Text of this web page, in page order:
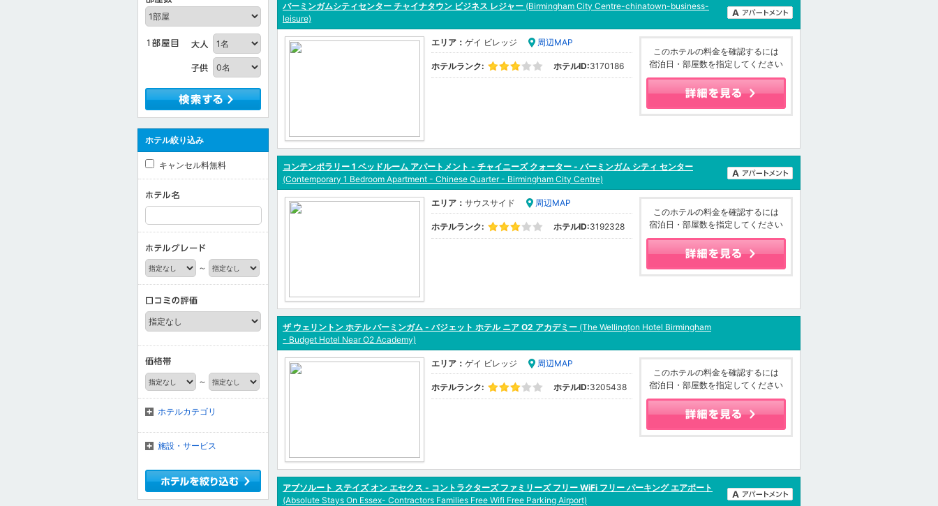
バーミンガムシティセンター チャイナタウン ビジネス レジャー (Birmingham City Centre-chinatown-business-
leisure)
エリア： ゲイ ビレッジ 周辺MAP
ホテルランク: ホテルID:3170186
このホテルの料金を確認するには
宿泊日・部屋数を指定してください
コンテンポラリー 1 ベッドルーム アパートメント - チャイニーズ クォーター - バーミンガム シティ センター
(Contemporary 1 Bedroom Apartment - Chinese Quarter - Birmingham City Centre)
エリア： サウスサイド 周辺MAP
ホテルランク: ホテルID:3192328
このホテルの料金を確認するには
宿泊日・部屋数を指定してください
ザ ウェリントン ホテル バーミンガム - バジェット ホテル ニア O2 アカデミー (The Wellington Hotel Birmingham
- Budget Hotel Near O2 Academy)
エリア： ゲイ ビレッジ 周辺MAP
ホテルランク: ホテルID:3205438
このホテルの料金を確認するには
宿泊日・部屋数を指定してください
アブソルート ステイズ オン エセクス - コントラクターズ ファミリーズ フリー WiFi フリー パーキング エアポート
(Absolute Stays On Essex- Contractors Families Free Wifi Free Parking Airport)
ホテル絞り込み
キャンセル料無料
～
～
ホテルカテゴリ
施設・サービス